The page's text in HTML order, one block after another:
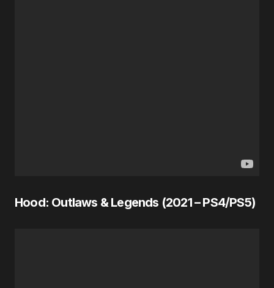
Hood: Outlaws & Legends (2021– PS4/PS5)